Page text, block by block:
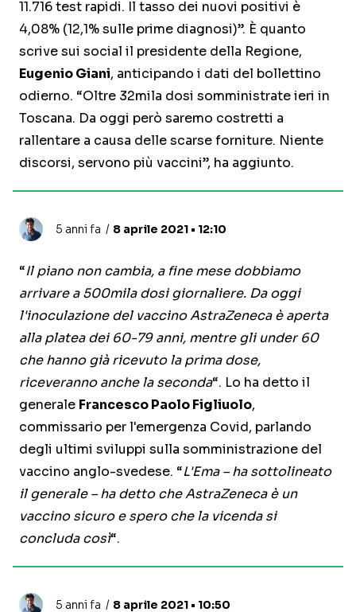
11.716 test rapidi. Il tasso dei nuovi positivi è
4,08% (12,1% sulle prime diagnosi)”. È quanto
scrive sui social il presidente della Regione,
Eugenio Giani, anticipando i dati del bollettino
odierno. “Oltre 32mila dosi somministrate ieri in
Toscana. Da oggi però saremo costretti a
rallentare a causa delle scarse forniture. Niente
discorsi, servono più vaccini”, ha aggiunto.
5 anni fa 8 aprile 2021 • 12:10
“Il piano non cambia, a fine mese dobbiamo
arrivare a 500mila dosi giornaliere. Da oggi
l'inoculazione del vaccino AstraZeneca è aperta
alla platea dei 60-79 anni, mentre gli under 60
che hanno già ricevuto la prima dose,
riceveranno anche la seconda“. Lo ha detto il
generale Francesco Paolo Figliuolo,
commissario per l'emergenza Covid, parlando
degli ultimi sviluppi sulla somministrazione del
vaccino anglo-svedese. “L'Ema – ha sottolineato
il generale – ha detto che AstraZeneca è un
vaccino sicuro e spero che la vicenda si
concluda così“.
5 anni fa 8 aprile 2021 • 10:50